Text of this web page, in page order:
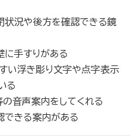
状況や後方を確認できる鏡
に手すりがある
い浮き彫り文字や点字表示
る
の音声案内をしてくれる
できる案内がある